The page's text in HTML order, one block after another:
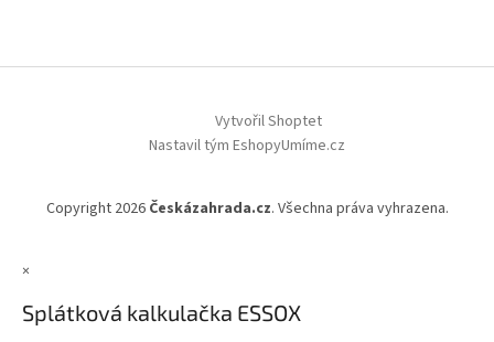
Vytvořil Shoptet
Nastavil tým EshopyUmíme.cz
Copyright 2026 Českázahrada.cz. Všechna práva vyhrazena.
×
Splátková kalkulačka ESSOX